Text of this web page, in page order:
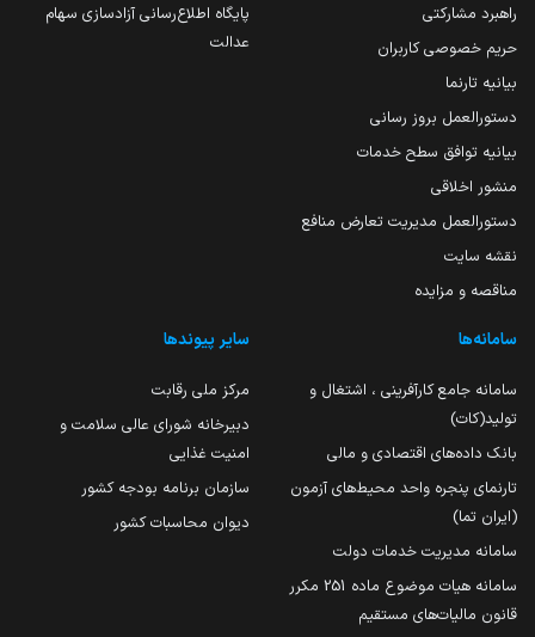
راهبرد مشارکتی
حریم خصوصی کاربران
بیانیه تارنما
دستورالعمل بروز رسانی
بیانیه توافق سطح خدمات
منشور اخلاقی
دستورالعمل مدیریت تعارض منافع
نقشه سایت
مناقصه و مزایده
پایگاه اطلاع‌رسانی آزادسازی سهام
عدالت
سامانه‌ها
سامانه جامع کارآفرینی ، اشتغال و
تولید(کات)
بانک داده‌های اقتصادی و مالی
تارنمای پنجره واحد محیط‌های آزمون
(ایران تما)
سامانه مدیریت خدمات دولت
سامانه هیات موضوع ماده 251 مکرر
قانون مالیات‌های مستقیم
سایر پیوندها
مرکز ملی رقابت
دبیرخانه شورای عالی سلامت و
امنیت غذایی
سازمان برنامه بودجه کشور
دیوان محاسبات کشور